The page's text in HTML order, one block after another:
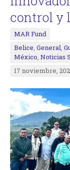
control y
MAR Fund
Belice,General,
México,Noticias
17 noviembre,